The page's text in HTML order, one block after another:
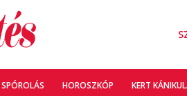
SPÓROLÁS HOROSZKÓP KERT